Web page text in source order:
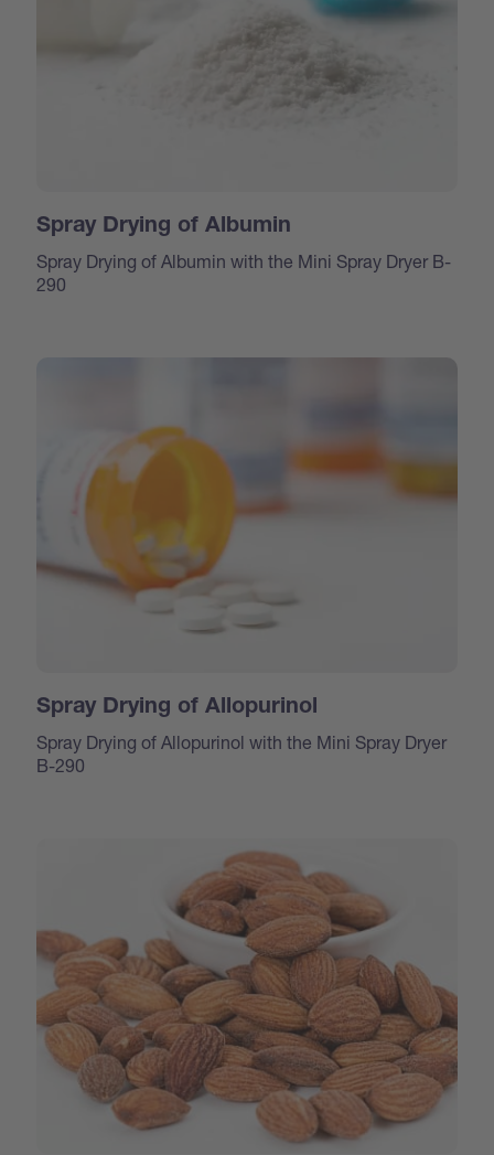
Spray Drying of Albumin
Spray Drying of Albumin with the Mini Spray Dryer B-
290
Spray Drying of Allopurinol
Spray Drying of Allopurinol with the Mini Spray Dryer
B-290